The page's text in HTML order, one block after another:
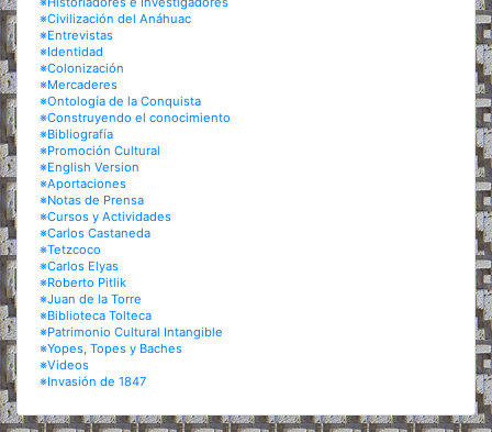
※Civilización del Anáhuac
※Entrevistas
※Identidad
※Colonización
※Mercaderes
※Ontología de la Conquista
※Construyendo el conocimiento
※Bibliografía
※Promoción Cultural
※English Version
※Aportaciones
※Notas de Prensa
※Cursos y Actividades
※Carlos Castaneda
※Tetzcoco
※Carlos Elyas
※Roberto Pitlik
※Juan de la Torre
※Biblioteca Tolteca
※Patrimonio Cultural Intangible
※Yopes, Topes y Baches
※Videos
※Invasión de 1847